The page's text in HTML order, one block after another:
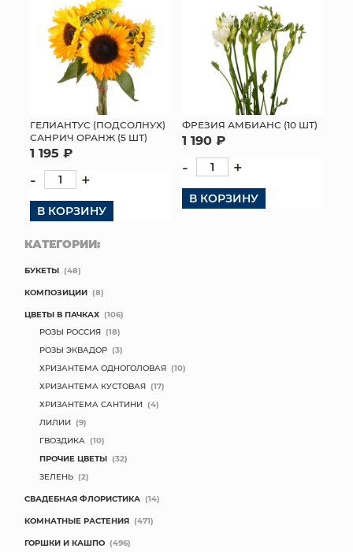
ГЕЛИАНТУС (ПОДСОЛНУХ)
САНРИЧ ОРАНЖ (5 ШТ)
1 195 ₽
- +
В КОРЗИНУ
ФРЕЗИЯ АМБИАНС (10 ШТ)
1 190 ₽
- +
В КОРЗИНУ
КАТЕГОРИИ:
БУКЕТЫ (48)
КОМПОЗИЦИИ (8)
ЦВЕТЫ В ПАЧКАХ (106)
РОЗЫ РОССИЯ (18)
РОЗЫ ЭКВАДОР (3)
ХРИЗАНТЕМА ОДНОГОЛОВАЯ (10)
ХРИЗАНТЕМА КУСТОВАЯ (17)
ХРИЗАНТЕМА САНТИНИ (4)
ЛИЛИИ (9)
ГВОЗДИКА (10)
ПРОЧИЕ ЦВЕТЫ (32)
ЗЕЛЕНЬ (2)
СВАДЕБНАЯ ФЛОРИСТИКА (14)
КОМНАТНЫЕ РАСТЕНИЯ (471)
ГОРШКИ И КАШПО (496)